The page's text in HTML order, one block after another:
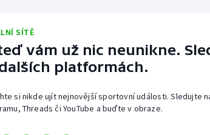
SÍTĚ
vám už nic neunikne.
platformách.
si nikde ujít nejnovější sportovní události. Sledujte
Threads či YouTube a buďte v obraze.